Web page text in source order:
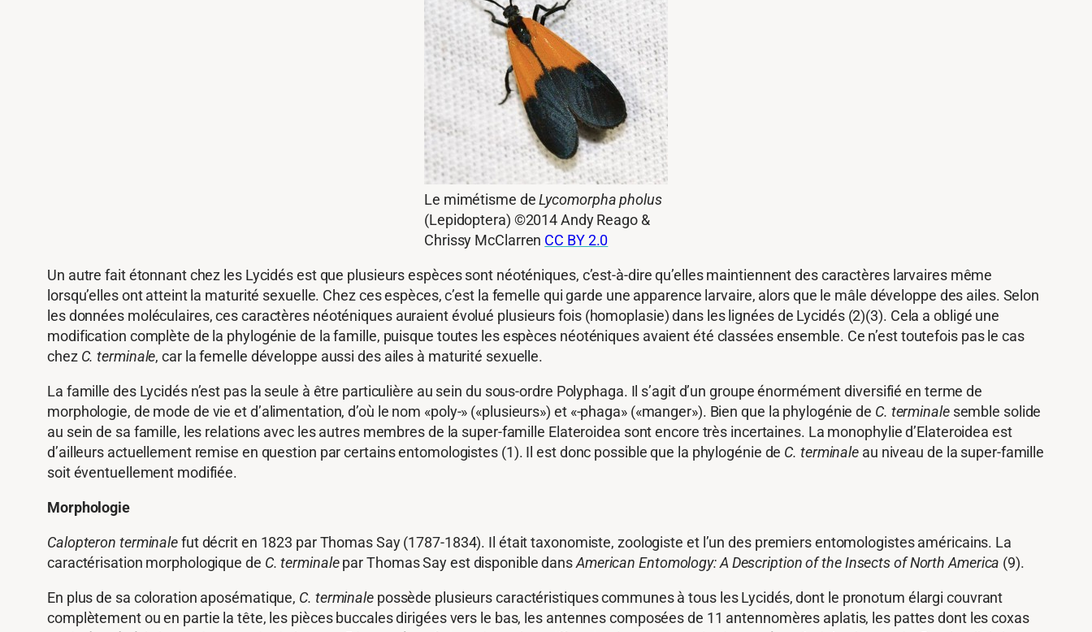
Le mimétisme deLycomorpha pholus
(Lepidoptera) ©2014 Andy Reago &
Chrissy McClarren CC BY 2.0
Un autre fait étonnant chez les Lycidés est que plusieurs espèces sont néoténiques, c’est-à-dire qu’elles maintiennent des caractères larvaires même
lorsqu’elles ont atteint la maturité sexuelle. Chez ces espèces, c’est la femelle qui garde une apparence larvaire, alors que le mâle développe des ailes. Selon
les données moléculaires, ces caractères néoténiques auraient évolué plusieurs fois (homoplasie) dans les lignées de Lycidés (2)(3). Cela a obligé une
modification complète de la phylogénie de la famille, puisque toutes les espèces néoténiques avaient été classées ensemble. Ce n’est toutefois pas le cas
chez C. terminale, car la femelle développe aussi des ailes à maturité sexuelle.
La famille des Lycidés n’est pas la seule à être particulière au sein du sous-ordre Polyphaga. Il s’agit d’un groupe énormément diversifié en terme de
morphologie, de mode de vie et d’alimentation, d’où le nom «poly-» («plusieurs») et «-phaga» («manger»). Bien que la phylogénie de C. terminalesemble solide
au sein de sa famille, les relations avec les autres membres de la super-famille Elateroidea sont encore très incertaines. La monophylie d’Elateroidea est
d’ailleurs actuellement remise en question par certains entomologistes (1). Il est donc possible que la phylogénie de C. terminale au niveau de la super-famille
soit éventuellement modifiée.
Morphologie
Calopteron terminalefut décrit en 1823 par Thomas Say (1787-1834). Il était taxonomiste, zoologiste et l’un des premiers entomologistes américains. La
caractérisation morphologique de C. terminalepar Thomas Say est disponible dansAmerican Entomology: A Description of the Insects of North America (9).
En plus de sa coloration aposématique, C. terminale possède plusieurs caractéristiques communes à tous les Lycidés, dont le pronotum élargi couvrant
complètement ou en partie la tête, les pièces buccales dirigées vers le bas, les antennes composées de 11 antennomères aplatis, les pattes dont les coxas